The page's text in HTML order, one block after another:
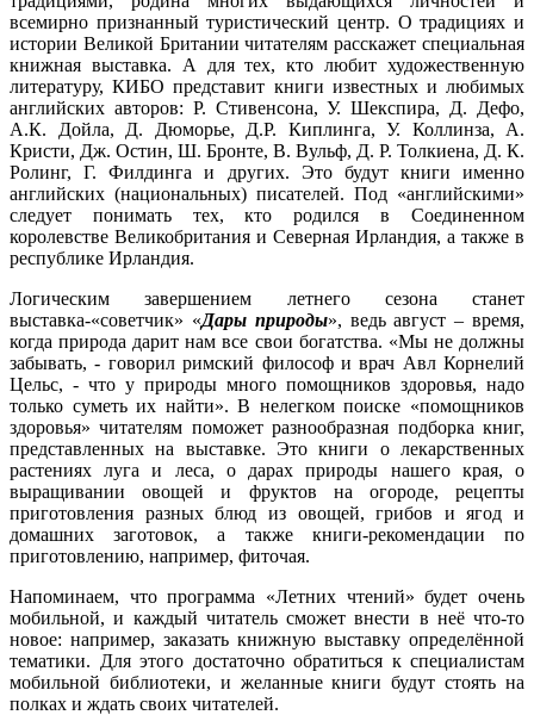
всемирно признанный туристический центр. О традициях и
истории Великой Британии читателям расскажет специальная
книжная выставка. А для тех, кто любит художественную
литературу, КИБО представит книги известных и любимых
английских авторов: Р. Стивенсона, У. Шекспира, Д. Дефо,
А.К. Дойла, Д. Дюморье, Д.Р. Киплинга, У. Коллинза, А.
Кристи, Дж. Остин, Ш. Бронте, В. Вульф, Д. Р. Толкиена, Д. К.
Ролинг, Г. Филдинга и других. Это будут книги именно
английских (национальных) писателей. Под «английскими»
следует понимать тех, кто родился в Соединенном
королевстве Великобритания и Северная Ирландия, а также в
республике Ирландия.
Логическим завершением летнего сезона станет
выставка-«советчик» «Дары природы», ведь август – время,
когда природа дарит нам все свои богатства. «Мы не должны
забывать, - говорил римский философ и врач Авл Корнелий
Цельс, - что у природы много помощников здоровья, надо
только суметь их найти». В нелегком поиске «помощников
здоровья» читателям поможет разнообразная подборка книг,
представленных на выставке. Это книги о лекарственных
растениях луга и леса, о дарах природы нашего края, о
выращивании овощей и фруктов на огороде, рецепты
приготовления разных блюд из овощей, грибов и ягод и
домашних заготовок, а также книги-рекомендации по
приготовлению, например, фиточая.
Напоминаем, что программа «Летних чтений» будет очень
мобильной, и каждый читатель сможет внести в неё что-то
новое: например, заказать книжную выставку определённой
тематики. Для этого достаточно обратиться к специалистам
мобильной библиотеки, и желанные книги будут стоять на
полках и ждать своих читателей.